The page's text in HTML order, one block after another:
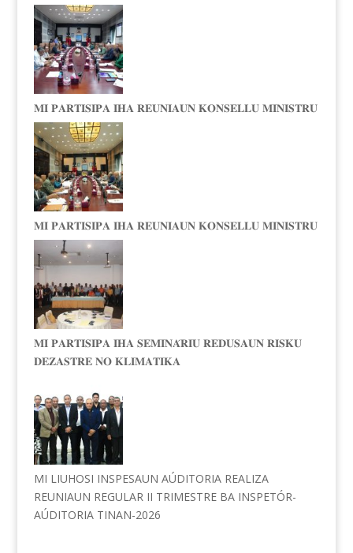
𝐌𝐈 𝐏𝐀𝐑𝐓𝐈𝐒𝐈𝐏𝐀 𝐈𝐇𝐀 𝐑𝐄𝐔𝐍𝐈𝐀𝐔𝐍 𝐊𝐎𝐍𝐒𝐄𝐋𝐋𝐔 𝐌𝐈𝐍𝐈𝐒𝐓𝐑𝐔
𝐌𝐈 𝐏𝐀𝐑𝐓𝐈𝐒𝐈𝐏𝐀 𝐈𝐇𝐀 𝐑𝐄𝐔𝐍𝐈𝐀𝐔𝐍 𝐊𝐎𝐍𝐒𝐄𝐋𝐋𝐔 𝐌𝐈𝐍𝐈𝐒𝐓𝐑𝐔
𝐌𝐈 𝐏𝐀𝐑𝐓𝐈𝐒𝐈𝐏𝐀 𝐈𝐇𝐀 𝐒𝐄𝐌𝐈𝐍𝐀́𝐑𝐈𝐔 𝐑𝐄𝐃𝐔𝐒𝐀𝐔𝐍 𝐑𝐈𝐒𝐊𝐔
𝐃𝐄𝐙𝐀𝐒𝐓𝐑𝐄 𝐍𝐎 𝐊𝐋𝐈𝐌𝐀𝐓𝐈𝐊𝐀
MI LIUHOSI INSPESAUN AÚDITORIA REALIZA
REUNIAUN REGULAR II TRIMESTRE BA INSPETÓR-
AÚDITORIA TINAN-2026